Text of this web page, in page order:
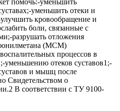
уменьшить отеки и
кровообращение и
боли, связанные с
разрушать отложения
(МСМ)
процессов в
уменьшению отеков суставов1;-
и мышц после
Свидетельством о
В соответствии с ТУ 9100-